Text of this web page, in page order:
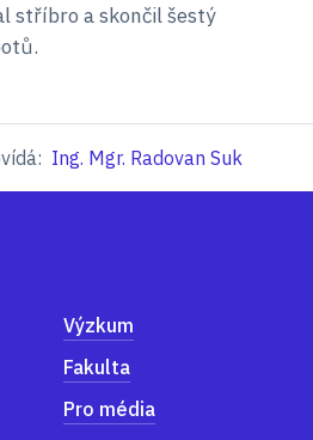
stříbro a skončil šestý
Ing. Mgr. Radovan Suk
Výzkum
Fakulta
Pro média